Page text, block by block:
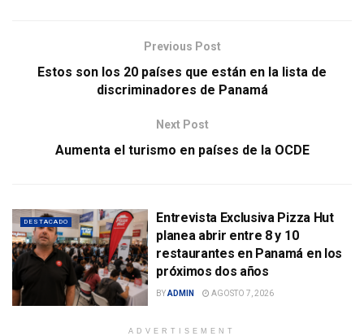
Previous Post
Estos son los 20 países que están en la lista de
discriminadores de Panamá
Next Post
Aumenta el turismo en países de la OCDE
DESTACADO
Entrevista Exclusiva Pizza Hut
planea abrir entre 8 y 10
restaurantes en Panamá en los
próximos dos años
BYADMIN AGOSTO 7, 2026
ADVERTISEMENT